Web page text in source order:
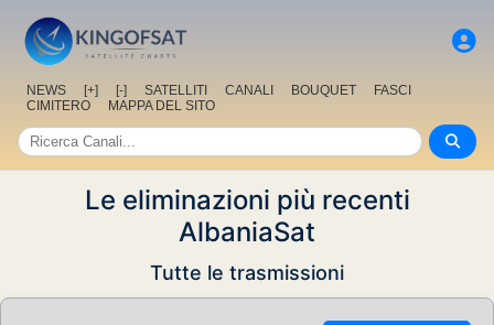
NEWS [+] [-] SATELLITI CANALI BOUQUET
FASCI
CIMITERO
MAPPA DEL SITO
Le eliminazioni più recenti
AlbaniaSat
Tutte le trasmissioni